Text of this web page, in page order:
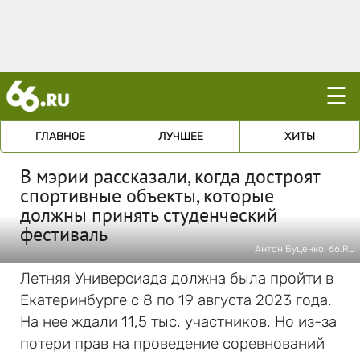
☰
ГЛАВНОЕ ЛУЧШЕЕ ХИТЫ
В мэрии рассказали, когда достроят
спортивные объекты, которые
должны принять студенческий
фестиваль
Антон Буценко, 66.RU
Летняя Универсиада должна была пройти в
Екатеринбурге с 8 по 19 августа 2023 года.
На нее ждали 11,5 тыс. участников. Но из-за
потери прав на проведение соревнований